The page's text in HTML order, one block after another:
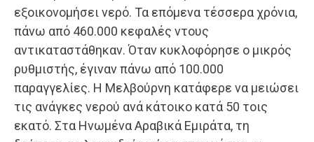
εξοικονομήσει νερό. Τα επόμενα τέσσερα χρόνια,
πάνω από 460.000 κεφαλές ντους
αντικαταστάθηκαν. Όταν κυκλοφόρησε ο μικρός
ρυθμιστής, έγιναν πάνω από 100.000
παραγγελίες. Η Μελβούρνη κατάφερε να μειώσει
τις ανάγκες νερού ανά κάτοικο κατά 50 τοις
εκατό. Στα Ηνωμένα Αραβικά Εμιράτα, τη